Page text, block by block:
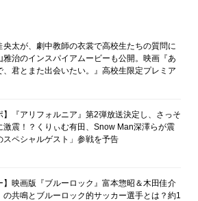
央太が、劇中教師の衣裳で高校生たちの質問に
雅治のインスパイアムービーも公開。映画『あ
、君とまた出会いたい。』高校生限定プレミア
】『アリフォルニア』第2弾放送決定し、さっそ
激震！？くりぃむ有田、Snow Man深澤らが震
スペシャルゲスト」参戦を予告
】映画版『ブルーロック』富本惣昭＆木田佳介
の共鳴とブルーロック的サッカー選手とは？約1